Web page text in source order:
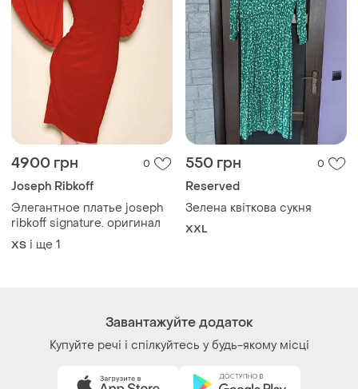
4900 грн
Joseph Ribkoff
Элегантное платье joseph
ribkoff signature. оригинал
ХS і ще 1
550 грн 0
Reserved
Зелена квіткова сукня
XXL
Завантажуйте додаток
Купуйте речі і спілкуйтесь у будь-якому місці
Як це працює?
Україна, 02121, місто Київ, Харківське шосе, будинок